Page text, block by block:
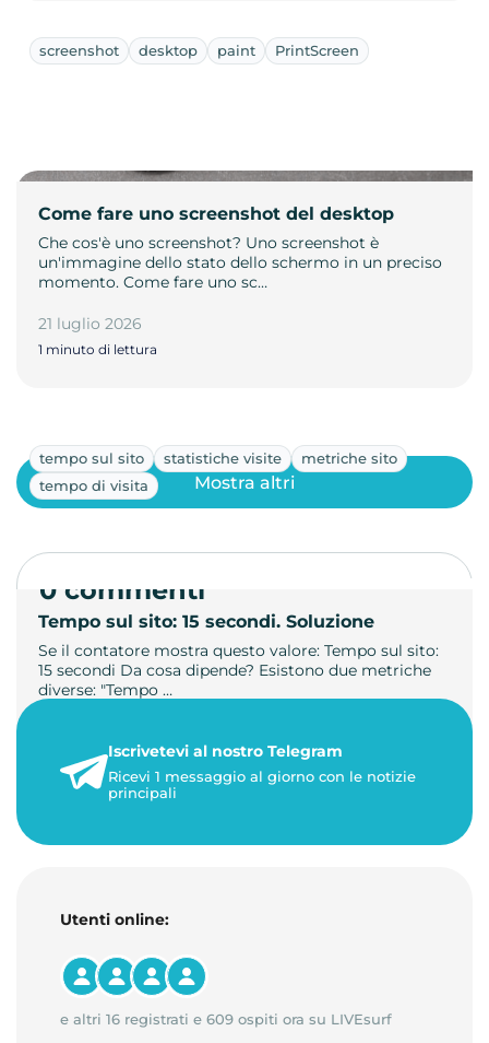
screenshot desktop paint PrintScreen
Come fare uno screenshot del desktop
Che cos'è uno screenshot? Uno screenshot è
un'immagine dello stato dello schermo in un preciso
momento. Come fare uno sc…
21 luglio 2026
1 minuto di lettura
tempo sul sito statistiche visite
metriche sito
tempo di visita
Tempo sul sito: 15 secondi. Soluzione
Se il contatore mostra questo valore: Tempo sul sito:
15 secondi Da cosa dipende? Esistono due metriche
diverse: "Tempo …
3 minuti di lettura
Mostra altri
0 commenti
Iscrivetevi al nostro Telegram
Ricevi 1 messaggio al giorno con le notizie
principali
Utenti online:
e altri 16 registrati e 609 ospiti ora su LIVEsurf